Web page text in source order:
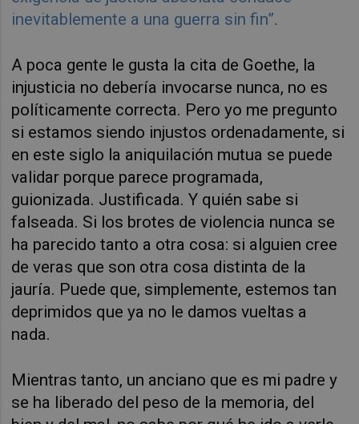
inevitablemente a una guerra sin fin”.
A poca gente le gusta la cita de Goethe, la
injusticia no debería invocarse nunca, no es
políticamente correcta. Pero yo me pregunto
si estamos siendo injustos ordenadamente, si
en este siglo la aniquilación mutua se puede
validar porque parece programada,
guionizada. Justificada. Y quién sabe si
falseada. Si los brotes de violencia nunca se
ha parecido tanto a otra cosa: si alguien cree
de veras que son otra cosa distinta de la
jauría. Puede que, simplemente, estemos tan
deprimidos que ya no le damos vueltas a
nada.
Mientras tanto, un anciano que es mi padre y
se ha liberado del peso de la memoria, del